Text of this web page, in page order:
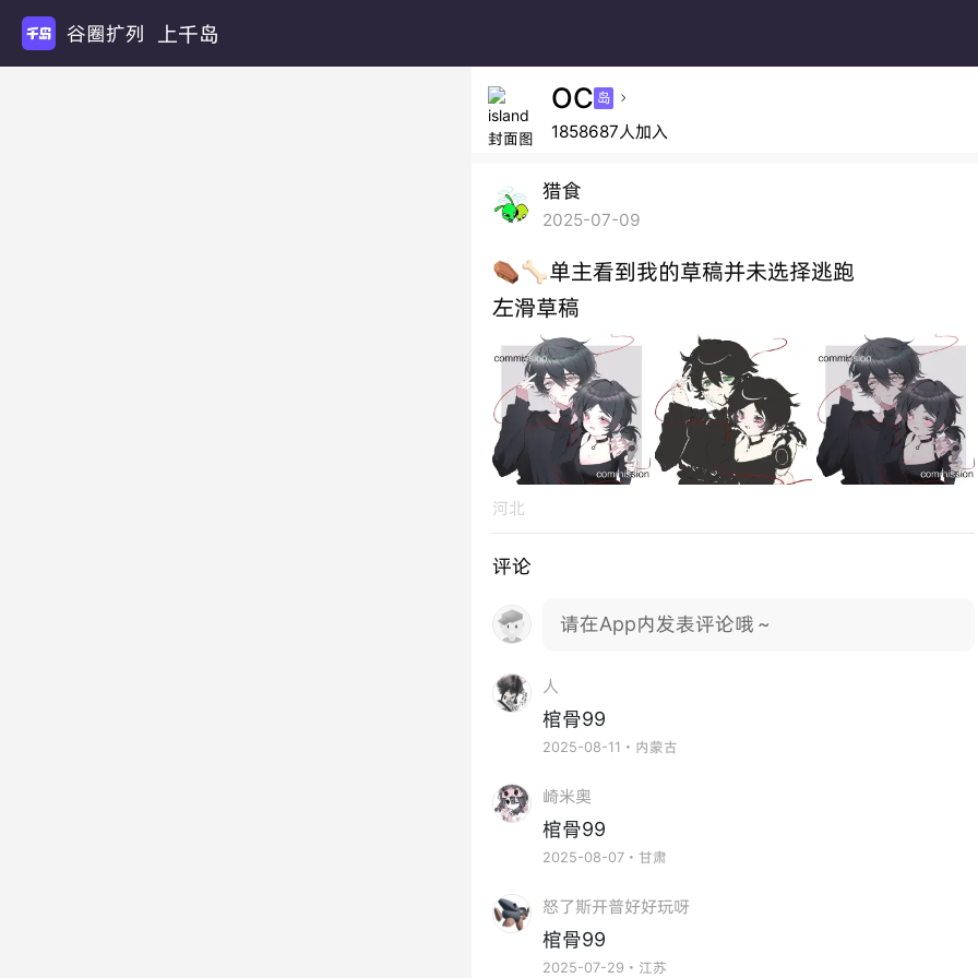
谷圈扩列 上千岛
OC 岛 
1858687人加入
猎食
2025-07-09
⚰️🦴单主看到我的草稿并未选择逃跑
左滑草稿
河北
评论
请在App内发表评论哦～
人
棺骨99
2025-08-11・内蒙古
崎米奥
棺骨99
2025-08-07・甘肃
怒了斯开普好好玩呀
棺骨99
2025-07-29・江苏